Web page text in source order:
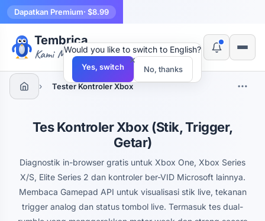
Dapatkan Premium· $8.99
Tembrica
Kami Membuat Alat
› Tester Kontroler Xbox
Tes Kontroler Xbox (Stik, Trigger,
Getar)
Diagnostik in-browser gratis untuk Xbox One, Xbox Series
X/S, Elite Series 2 dan kontroler ber-VID Microsoft lainnya.
Membaca Gamepad API untuk visualisasi stik live, tekanan
trigger analog dan status tombol live. Termasuk tes dual-
×
Would you like to switch to English?
Yes, switch No, thanks